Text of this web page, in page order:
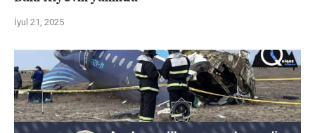
İyul 21, 2025